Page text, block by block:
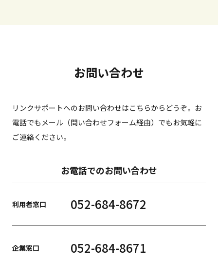
お問い合わせ
リンクサポートへのお問い合わせはこちらからどうぞ。お
電話でもメール（問い合わせフォーム経由）でもお気軽に
ご連絡ください。
お電話でのお問い合わせ
利用者窓口 052-684-8672
企業窓口 052-684-8671